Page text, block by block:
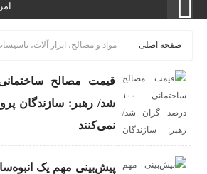
صفحه اصلی مواد و مصالح، ابزار آلات،
شد/ رهبر: سازندگان
نمی‌کنند
پیش‌بینی مهم یک